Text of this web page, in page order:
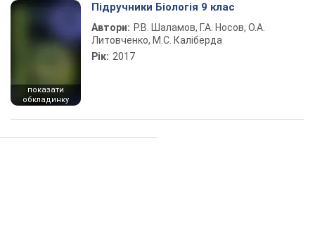
показати
обкладинку
Підручники Біологія 9 клас
Автори: Р.В. Шаламов, Г.А. Носов, О.А.
Литовченко, М.С. Каліберда
Рік: 2017